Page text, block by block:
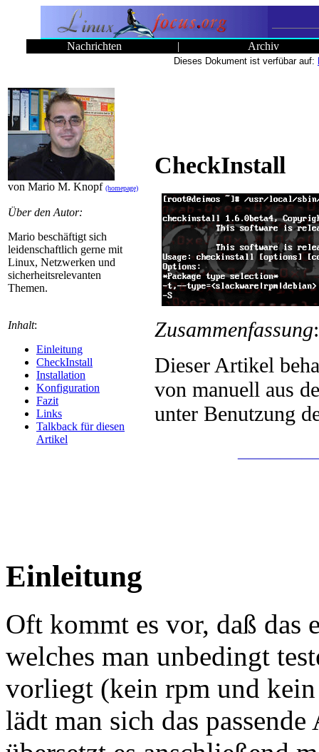
Nachrichten | Archiv
Dieses Dokument ist verfübar auf:
von Mario M. Knopf (homepage)
Über den Autor:
Mario beschäftigt sich
leidenschaftlich gerne mit
Linux, Netzwerken und
sicherheitsrelevanten
Themen.
Inhalt:
Einleitung
CheckInstall
Installation
Konfiguration
Fazit
Links
Talkback für diesen
Artikel
CheckInstall
Zusammenfassung:
Dieser Artikel
von manuell aus
unter Benutzung
Einleitung
Oft kommt es vor, daß das
welches man unbedingt
vorliegt (kein rpm und
lädt man sich das